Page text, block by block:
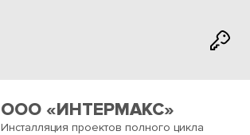
ООО «ИНТЕРМАКС»
Инсталляция проектов полного цикла